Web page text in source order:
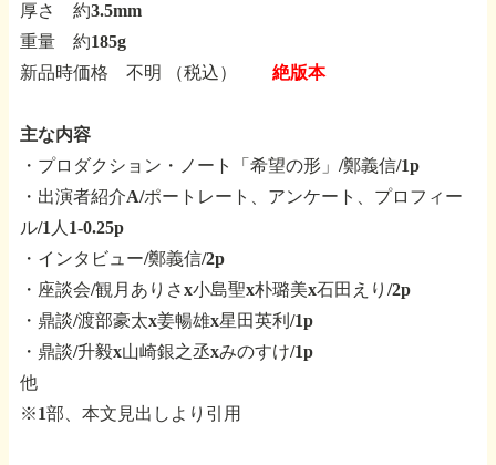
厚さ 約3.5mm
重量 約185g
新品時価格 不明 （税込） 絶版本
主な内容
・プロダクション・ノート「希望の形」/鄭義信/1p
・出演者紹介A/ポートレート、アンケート、プロフィー
ル/1人1-0.25p
・インタビュー/鄭義信/2p
・座談会/観月ありさx小島聖x朴璐美x石田えり/2p
・鼎談/渡部豪太x姜暢雄x星田英利/1p
・鼎談/升毅x山崎銀之丞xみのすけ/1p
他
※1部、本文見出しより引用